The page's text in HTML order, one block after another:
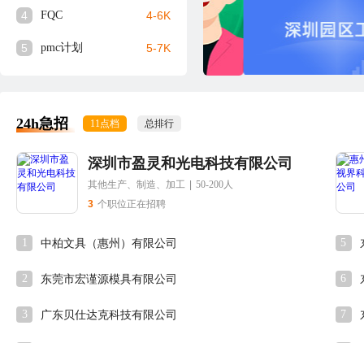
4 FQC 4-6K
5 pmc计划 5-7K
24h急招 11点档 总排行
深圳市盈灵和光电科技有限公司
其他生产、制造、加工
50-200人
3 个职位正在招聘
1 中柏文具（惠州）有限公司
2 东莞市宏谨源模具有限公司
3 广东贝仕达克科技有限公司
5
6
7